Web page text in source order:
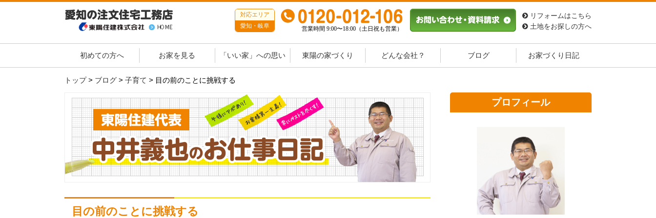
対応エリア
愛知・岐阜
営業時間 9:00〜18:00（土日祝も営業）
リフォームはこちら
土地をお探しの方へ
初めての方へ お家を見る 「いい家」への思い 東陽の家づくり どんな会社？ ブログ お家づくり日記
トップ> ブログ > 子育て > 目の前のことに挑戦する
目の前のことに挑戦する
プロフィール